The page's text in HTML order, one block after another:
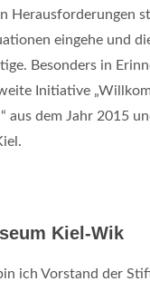
Herausforderungen
eingehe und
Besonders in
Initiative
aus dem Jahr 2015
Kiel-Wik
ich Vorstand der